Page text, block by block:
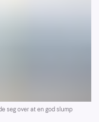
seg over at en god slump